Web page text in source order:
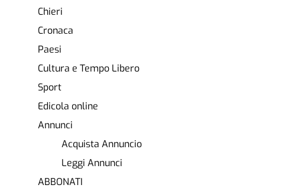
Chieri
Cronaca
Paesi
Cultura e Tempo Libero
Sport
Edicola online
Annunci
Acquista Annuncio
Leggi Annunci
ABBONATI